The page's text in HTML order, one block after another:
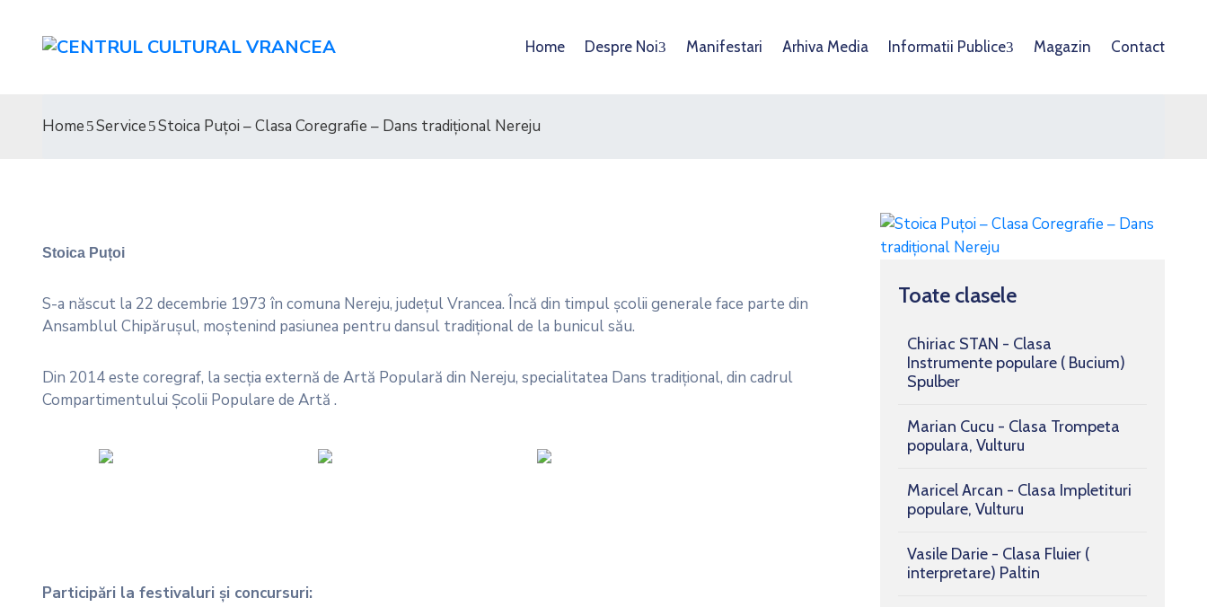
Home Despre Noi Manifestari Arhiva Media Informatii Publice Magazin Contact
Home Service Stoica Puțoi – Clasa Coregrafie – Dans tradiţional Nereju
Stoica Puțoi
S-a născut la 22 decembrie 1973 în comuna Nereju, județul Vrancea. Încă din timpul școlii generale face parte din
Ansamblul Chipărușul, moștenind pasiunea pentru dansul tradițional de la bunicul său.
Din 2014 este coregraf, la secţia externă de Artă Populară din Nereju, specialitatea Dans tradiţional, din cadrul
Compartimentului Școlii Populare de Artă .
Participări la festivaluri și concursuri:
Toate clasele
Chiriac STAN - Clasa
Instrumente populare ( Bucium)
Spulber
Marian Cucu - Clasa Trompeta
populara, Vulturu
Maricel Arcan - Clasa Impletituri
populare, Vulturu
Vasile Darie - Clasa Fluier (
interpretare) Paltin